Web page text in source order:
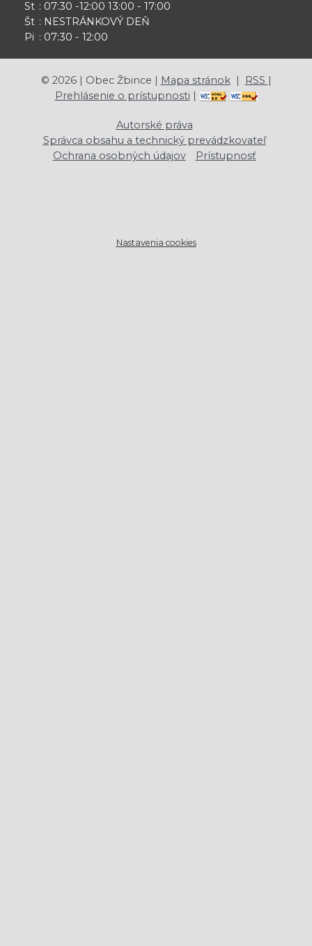
St
Št
Pi
: 07:30 -12:00 13:00 - 17:00
: NESTRÁNKOVÝ DEŇ
: 07:30 - 12:00
© 2026| Obec Žbince | Mapa stránok| RSS |
Prehlásenie o prístupnosti |
Autorské práva
Správca obsahu a technický prevádzkovateľ
Ochrana osobných údajov
Prístupnosť
Nastavenia cookies